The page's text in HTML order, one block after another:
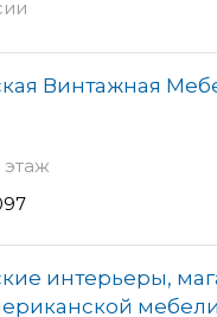
Винтажная
интерьеры,
мебели